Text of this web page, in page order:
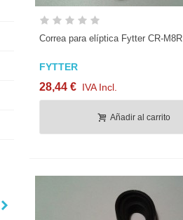
Correa para elíptica Fytter CR-M8R
FYTTER
28,44 € IVA Incl.
Añadir al carrito